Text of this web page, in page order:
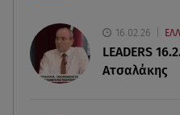
Δούκισσα Νομικού: Από
στη Γαλλική Πολυνησία!
16.02.26
LEADERS
Ατσαλάκης